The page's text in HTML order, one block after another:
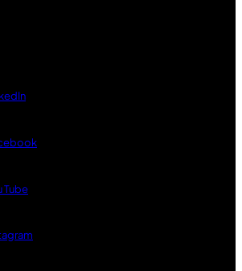
Tube